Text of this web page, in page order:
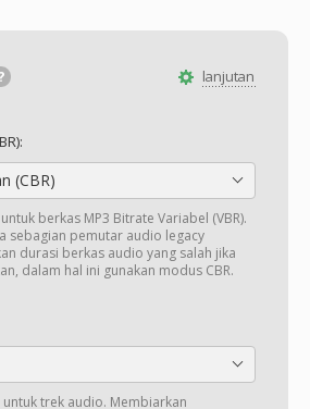
lanjutan
(CBR)
berkas MP3 Bitrate Variabel (VBR).
sebagian pemutar audio legacy
durasi berkas audio yang salah jika
dalam hal ini gunakan modus CBR.
trek audio. Membiarkan